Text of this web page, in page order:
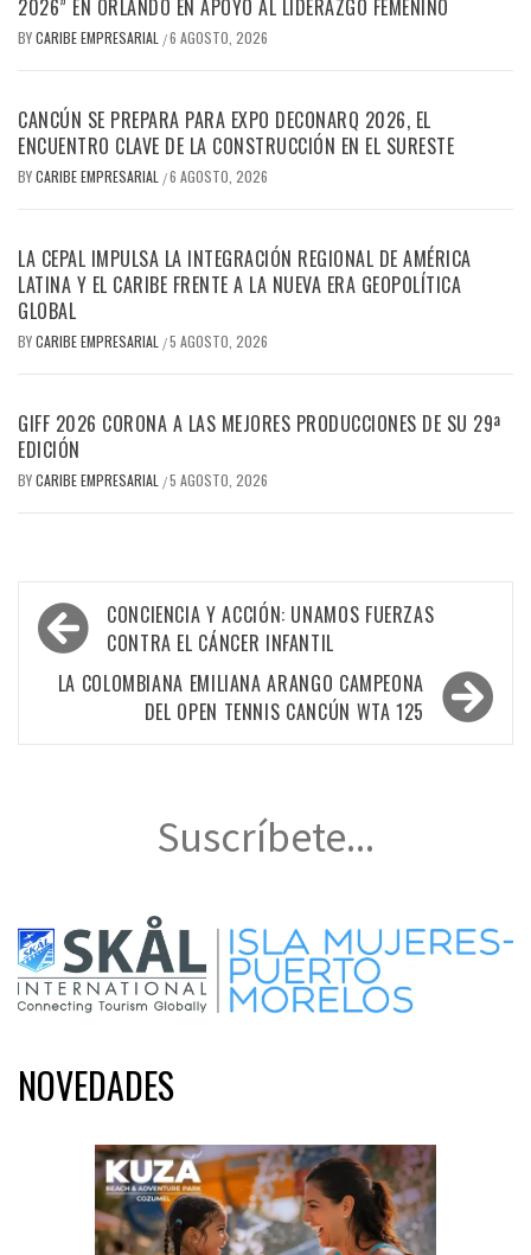
2026” EN ORLANDO EN APOYO AL LIDERAZGO FEMENINO
BYCARIBE EMPRESARIAL /6 AGOSTO, 2026
CANCÚN SE PREPARA PARA EXPO DECONARQ 2026, EL
ENCUENTRO CLAVE DE LA CONSTRUCCIÓN EN EL SURESTE
BYCARIBE EMPRESARIAL /6 AGOSTO, 2026
LA CEPAL IMPULSA LA INTEGRACIÓN REGIONAL DE AMÉRICA
LATINA Y EL CARIBE FRENTE A LA NUEVA ERA GEOPOLÍTICA
GLOBAL
BYCARIBE EMPRESARIAL /5 AGOSTO, 2026
GIFF 2026 CORONA A LAS MEJORES PRODUCCIONES DE SU 29ª
EDICIÓN
BYCARIBE EMPRESARIAL /5 AGOSTO, 2026
Navegación
de
entradas
CONCIENCIA Y ACCIÓN: UNAMOS FUERZAS
CONTRA EL CÁNCER INFANTIL
LA COLOMBIANA EMILIANA ARANGO CAMPEONA
DEL OPEN TENNIS CANCÚN WTA 125
Suscríbete...
NOVEDADES